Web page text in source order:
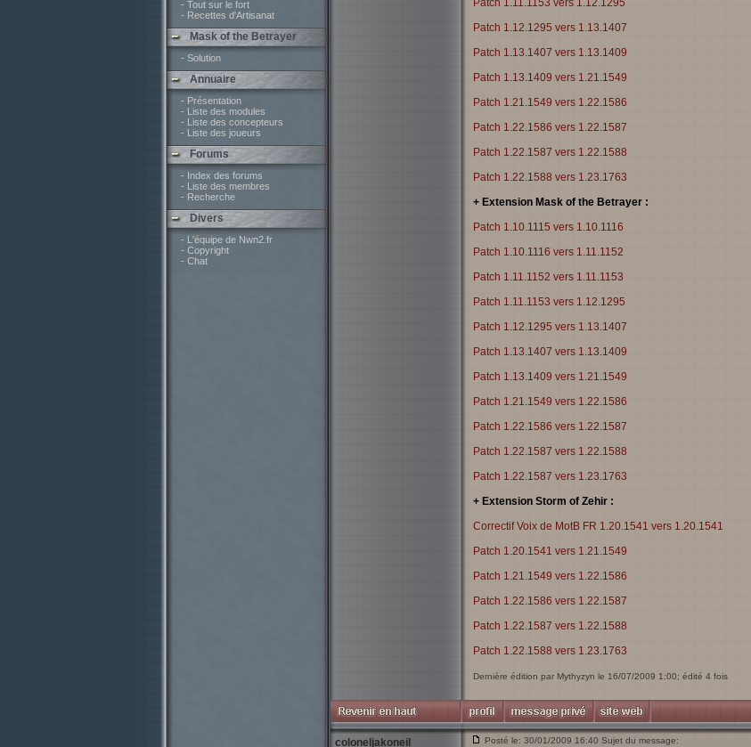
- Tout sur le fort
- Recettes d'Artisanat
Mask of the Betrayer
- Solution
Annuaire
- Présentation
- Liste des modules
- Liste des concepteurs
- Liste des joueurs
Forums
- Index des forums
- Liste des membres
- Recherche
Divers
- L'équipe de Nwn2.fr
- Copyright
- Chat
Patch 1.11.1153 vers 1.12.1295
Patch 1.12.1295 vers 1.13.1407
Patch 1.13.1407 vers 1.13.1409
Patch 1.13.1409 vers 1.21.1549
Patch 1.21.1549 vers 1.22.1586
Patch 1.22.1586 vers 1.22.1587
Patch 1.22.1587 vers 1.22.1588
Patch 1.22.1588 vers 1.23.1763
+ Extension Mask of the Betrayer :
Patch 1.10.1115 vers 1.10.1116
Patch 1.10.1116 vers 1.11.1152
Patch 1.11.1152 vers 1.11.1153
Patch 1.11.1153 vers 1.12.1295
Patch 1.12.1295 vers 1.13.1407
Patch 1.13.1407 vers 1.13.1409
Patch 1.13.1409 vers 1.21.1549
Patch 1.21.1549 vers 1.22.1586
Patch 1.22.1586 vers 1.22.1587
Patch 1.22.1587 vers 1.22.1588
Patch 1.22.1587 vers 1.23.1763
+ Extension Storm of Zehir :
Correctif Voix de MotB FR 1.20.1541 vers 1.20.1541
Patch 1.20.1541 vers 1.21.1549
Patch 1.21.1549 vers 1.22.1586
Patch 1.22.1586 vers 1.22.1587
Patch 1.22.1587 vers 1.22.1588
Patch 1.22.1588 vers 1.23.1763
Dernière édition par Mythyzyn le 16/07/2009 1:00; édité 4 fois
coloneljakoneil Posté le: 30/01/2009 16:40 Sujet du message: